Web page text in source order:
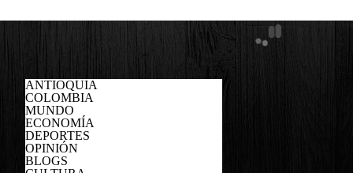
ANTIOQUIA
COLOMBIA
MUNDO
ECONOMÍA
DEPORTES
OPINIÓN
BLOGS